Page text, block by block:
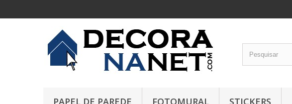
PAPEL DE PAREDE FOTOMURAL STICKERS